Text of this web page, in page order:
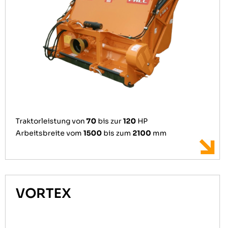
Traktorleistung von 70 bis zur120 HP
Arbeitsbreite vom 1500 bis zum 2100 mm
VORTEX